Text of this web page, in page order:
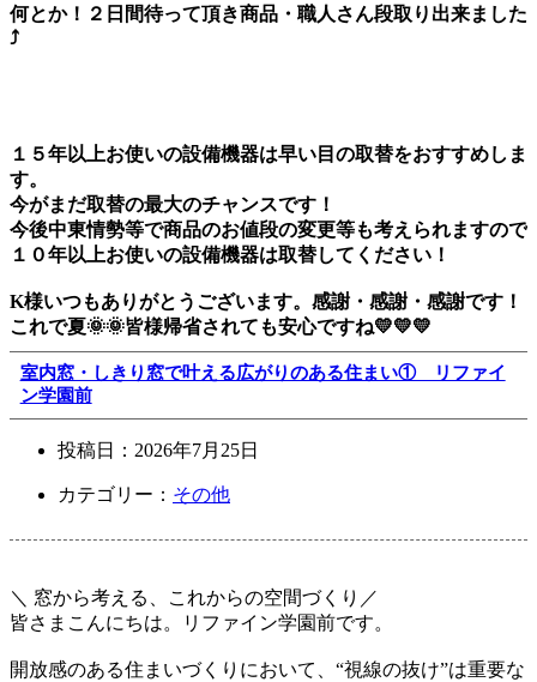
何とか！２日間待って頂き商品・職人さん段取り出来ました
⤴
１５年以上お使いの設備機器は早い目の取替をおすすめしま
す。
今がまだ取替の最大のチャンスです！
今後中東情勢等で商品のお値段の変更等も考えられますので
１０年以上お使いの設備機器は取替してください！
K様いつもありがとうございます。感謝・感謝・感謝です！
これで夏🌞🌞皆様帰省されても安心ですね💛💛💛
室内窓・しきり窓で叶える広がりのある住まい① リファイ
ン学園前
投稿日： 2026年7月25日
カテゴリー： その他
＼ 窓から考える、これからの空間づくり／
皆さまこんにちは。リファイン学園前です。
開放感のある住まいづくりにおいて、“視線の抜け”は重要な